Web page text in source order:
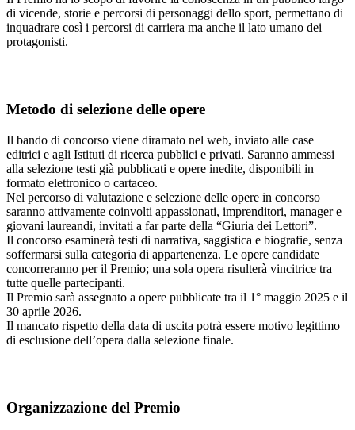
di vicende, storie e percorsi di personaggi dello sport, permettano di
inquadrare così i percorsi di carriera ma anche il lato umano dei
protagonisti.
Metodo di selezione delle opere
Il bando di concorso viene diramato nel web, inviato alle case
editrici e agli Istituti di ricerca pubblici e privati. Saranno ammessi
alla selezione testi già pubblicati e opere inedite, disponibili in
formato elettronico o cartaceo.
Nel percorso di valutazione e selezione delle opere in concorso
saranno attivamente coinvolti appassionati, imprenditori, manager e
giovani laureandi, invitati a far parte della “Giuria dei Lettori”.
Il concorso esaminerà testi di narrativa, saggistica e biografie, senza
soffermarsi sulla categoria di appartenenza. Le opere candidate
concorreranno per il Premio; una sola opera risulterà vincitrice tra
tutte quelle partecipanti.
Il Premio sarà assegnato a opere pubblicate tra il 1° maggio 2025 e il
30 aprile 2026.
Il mancato rispetto della data di uscita potrà essere motivo legittimo
di esclusione dell’opera dalla selezione finale.
Organizzazione del Premio